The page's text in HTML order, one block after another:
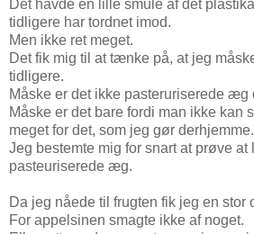
Det havde en lille smule af det
tidligere har tordnet imod.
Men ikke ret meget.
Det fik mig til at tænke på, at jeg
tidligere.
Måske er det ikke pasteruriserede æg
Måske er det bare fordi man ikke kan
meget for det, som jeg gør derhjemme.
Jeg bestemte mig for snart at prøve
pasteuriserede æg.
Da jeg nåede til frugten fik jeg en stor
For appelsinen smagte ikke af noget.